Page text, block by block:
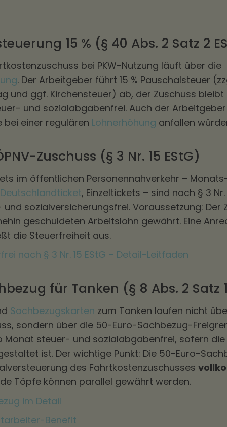
15 % (§ 40 Abs. 2 Satz 2
bei PKW-Nutzung läuft über die
. Der Arbeitgeber führt 15 % Pauschalsteuer
und ggf. Kirchensteuer) ab, der Zuschuss
und sozialabgabenfrei. Auch der
bei einer regulären Lohnerhöhung anfallen
Zuschuss (§ 3 Nr. 15 EStG)
im öffentlichen Personennahverkehr –
Deutschlandticket, Einzeltickets – sind nach § 3 Nr.
sozialversicherungsfrei. Voraussetzung: Der
geschuldeten Arbeitslohn gewährt. Eine
die Steuerfreiheit aus.
nach § 3 Nr. 15 EStG – Detail-Leitfaden
für Tanken (§ 8 Abs. 2 Satz
Sachbezugskarten zum Tanken laufen nicht
sondern über die 50-Euro-Sachbezug-
Monat steuer- und sozialabgabenfrei, sofern die
ist. Der wichtige Punkt: Die 50-Euro-
des Fahrtkostenzuschusses
Töpfe können parallel gewährt werden.
im Detail
Benefit